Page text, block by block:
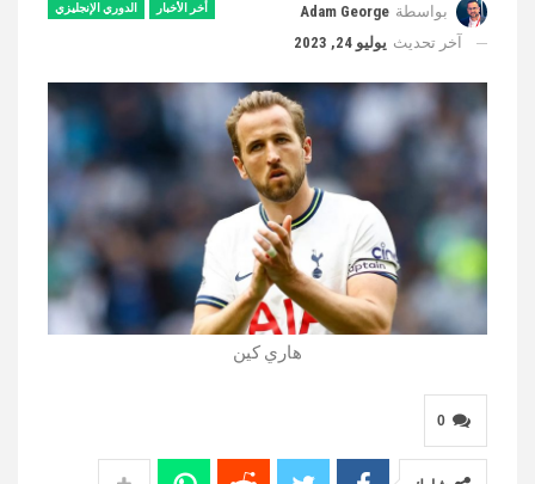
أخر الأخبار الدوري الإنجليزي بواسطة Adam George
آخر تحديث يوليو 24, 2023
هاري كين
0